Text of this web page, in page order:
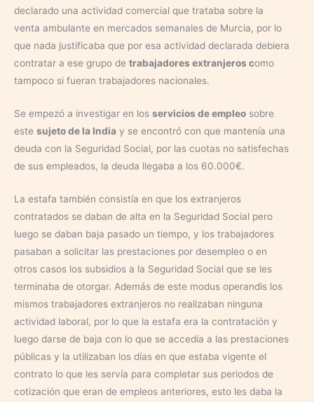
declarado una actividad comercial que trataba sobre la
venta ambulante en mercados semanales de Murcia, por lo
que nada justificaba que por esa actividad declarada debiera
contratar a ese grupo de trabajadores extranjeros como
tampoco si fueran trabajadores nacionales.
Se empezó a investigar en los servicios de empleo sobre
este sujeto de la India y se encontró con que mantenía una
deuda con la Seguridad Social, por las cuotas no satisfechas
de sus empleados, la deuda llegaba a los 60.000€.
La estafa también consistía en que los extranjeros
contratados se daban de alta en la Seguridad Social pero
luego se daban baja pasado un tiempo, y los trabajadores
pasaban a solicitar las prestaciones por desempleo o en
otros casos los subsidios a la Seguridad Social que se les
terminaba de otorgar. Además de este modus operandis los
mismos trabajadores extranjeros no realizaban ninguna
actividad laboral, por lo que la estafa era la contratación y
luego darse de baja con lo que se accedía a las prestaciones
públicas y la utilizaban los días en que estaba vigente el
contrato lo que les servía para completar sus periodos de
cotización que eran de empleos anteriores, esto les daba la